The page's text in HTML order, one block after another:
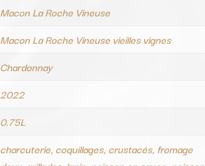
Macon La Roche Vineuse
Macon La Roche Vineuse vieilles vignes
Chardonnay
2022
0.75L
charcuterie, coquillages, crustacés, fromage